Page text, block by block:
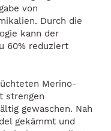
von
Durch die
kann der
60% reduziert
Merino-
strengen
gewaschen. Nah
gekämmt und